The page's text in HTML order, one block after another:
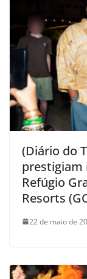
(Diário do
prestigiam
Refúgio
Resorts
22 de maio de